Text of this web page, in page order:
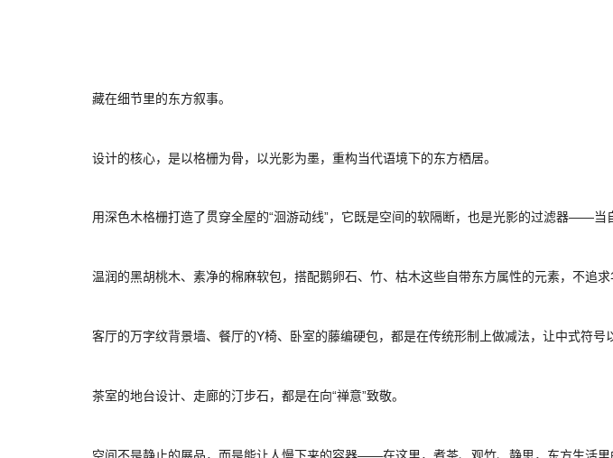
藏在细节里的东方叙事。
设计的核心，是以格栅为骨，以光影为墨，重构当代语境下的东方栖居。
用深色木格栅打造了贯穿全屋的“洄游动线”，它既是空间的软隔断，也是光影的过滤器——
温润的黑胡桃木、素净的棉麻软包，搭配鹅卵石、竹、枯木这些自带东方属性的元素，不追
客厅的万字纹背景墙、餐厅的Y椅、卧室的藤编硬包，都是在传统形制上做减法，让中式符号
茶室的地台设计、走廊的汀步石，都是在向“禅意”致敬。
空间不是静止的展品，而是能让人慢下来的容器——在这里，煮茶、观竹、静思，东方生活里